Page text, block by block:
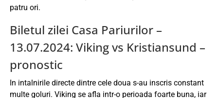
patru ori.
Biletul zilei Casa Pariurilor –
13.07.2024: Viking vs Kristiansund –
pronostic
In intalnirile directe dintre cele doua s-au inscris constant
multe goluri. Viking se afla intr-o perioada foarte buna, iar